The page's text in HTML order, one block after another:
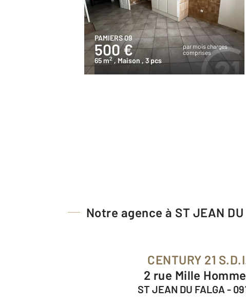
PAMIERS 09
500 €
par mois charges
comprises
65 m2 , Maison , 3 pcs
Notre agence à ST JEAN DU
CENTURY 21
2 rue Mille
ST JEAN DU FALGA -